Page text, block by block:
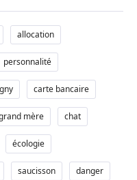
allocation
personnalité
carte bancaire
mère chat
écologie
saucisson danger